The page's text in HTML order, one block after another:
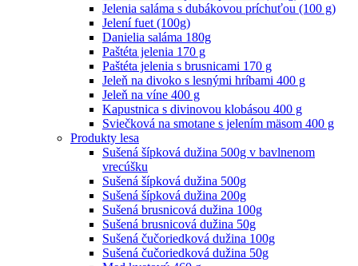
Jelenia saláma s dubákovou príchuťou (100 g)
Jelení fuet (100g)
Danielia saláma 180g
Paštéta jelenia 170 g
Paštéta jelenia s brusnicami 170 g
Jeleň na divoko s lesnými hríbami 400 g
Jeleň na víne 400 g
Kapustnica s divinovou klobásou 400 g
Sviečková na smotane s jelením mäsom 400 g
Produkty lesa
Sušená šípková dužina 500g v bavlnenom
vrecúšku
Sušená šípková dužina 500g
Sušená šípková dužina 200g
Sušená brusnicová dužina 100g
Sušená brusnicová dužina 50g
Sušená čučoriedková dužina 100g
Sušená čučoriedková dužina 50g